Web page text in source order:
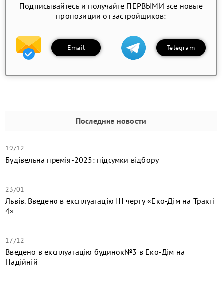
Подписывайтесь и получайте ПЕРВЫМИ все новые
пропозиции от застройщиков:
Email Telegram
Последние новости
19/12
Будівельна премія-2025: підсумки відбору
23/01
Львів. Введено в експлуатацію ІІІ чергу «Еко-Дім на Тракті
4»
17/12
​Введено в експлуатацію будинок№3 в Еко-Дім на
Надійній